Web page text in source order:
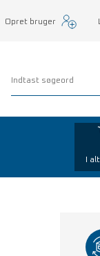
Opret bruger
I